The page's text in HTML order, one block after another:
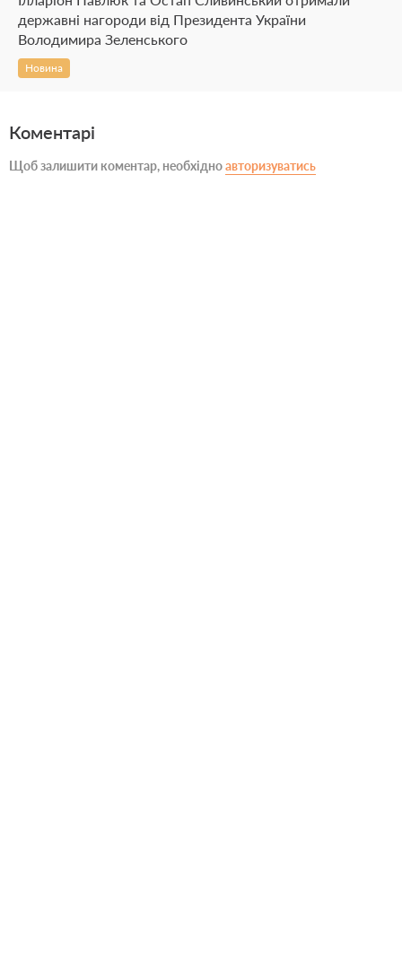
державні нагороди від Президента України
Володимира Зеленського
Новина
Коментарі
Щоб залишити коментар, необхідноавторизуватись